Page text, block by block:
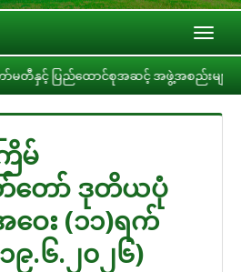
ြည်ထောင်စုအဆင့် အဖွဲ့အစည်းများ၊ ဝန်ကြီ
မ်
ော် ဒုတိယပုံ
ေး (၁၁)ရက်
၉.၆.၂၀၂၆)